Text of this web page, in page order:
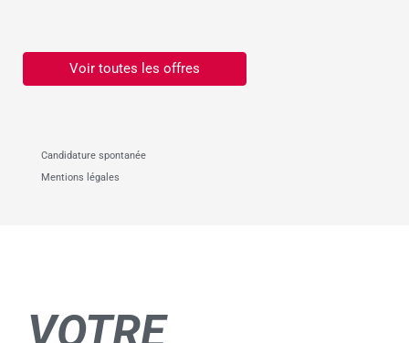
Voir toutes les offres
Candidature spontanée
Mentions légales
VOTRE